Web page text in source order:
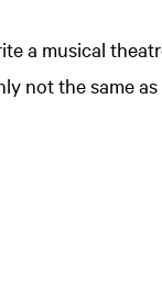
a musical
not the same